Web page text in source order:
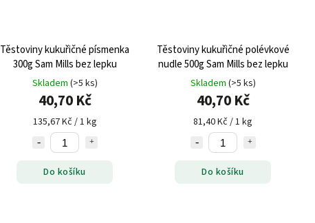
Těstoviny kukuřičné písmenka
300g Sam Mills bez lepku
Skladem (>5 ks)
40,70 Kč
135,67 Kč / 1 kg
Do košíku
Těstoviny kukuřičné polévkové
nudle 500g Sam Mills bez lepku
Skladem (>5 ks)
40,70 Kč
81,40 Kč / 1 kg
Do košíku